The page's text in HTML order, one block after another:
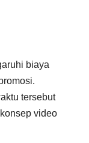
biaya
tersebut
video